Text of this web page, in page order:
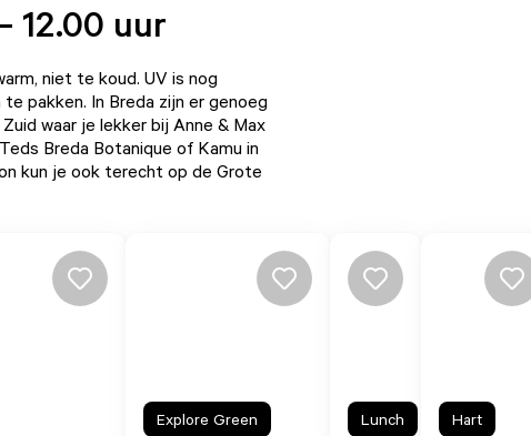
12.00 uur
niet te koud. UV is nog
pakken. In Breda zijn er genoeg
waar je lekker bij Anne & Max
Teds Breda Botanique of Kamu in
kun je ook terecht op de Grote
Explore Green Lunch Hart